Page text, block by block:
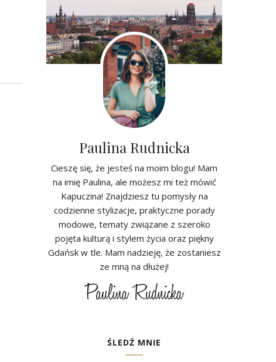
Paulina Rudnicka
Cieszę się, że jesteś na moim blogu! Mam
na imię Paulina, ale możesz mi też mówić
Kapuczina! Znajdziesz tu pomysły na
codzienne stylizacje, praktyczne porady
modowe, tematy związane z szeroko
pojęta kulturą i stylem życia oraz piękny
Gdańsk w tle. Mam nadzieję, że zostaniesz
ze mną na dłużej!
ŚLEDŹ MNIE